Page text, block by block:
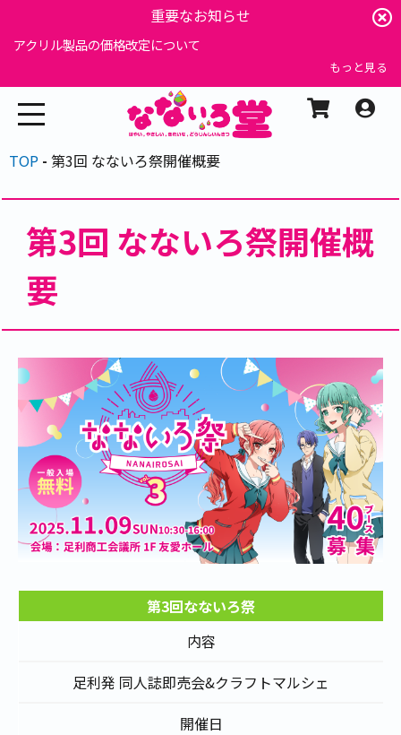
重要なお知らせ
アクリル製品の価格改定について
もっと見る
TOP 第3回 なないろ祭開催概要
第3回 なないろ祭開催概
要
第3回なないろ祭
内容
足利発 同人誌即売会&クラフトマルシェ
開催日